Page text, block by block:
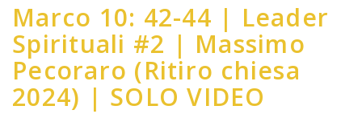
Marco 10: 42-44 | Leader
Spirituali #2 | Massimo
Pecoraro (Ritiro chiesa
2024) | SOLO VIDEO